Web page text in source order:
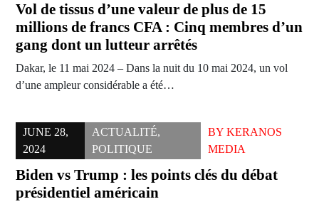
Vol de tissus d’une valeur de plus de 15
millions de francs CFA : Cinq membres d’un
gang dont un lutteur arrêtés
Dakar, le 11 mai 2024 – Dans la nuit du 10 mai 2024, un vol
d’une ampleur considérable a été…
JUNE 28,
2024
ACTUALITÉ,
POLITIQUE
BY KERANOS
MEDIA
Biden vs Trump : les points clés du débat
présidentiel américain